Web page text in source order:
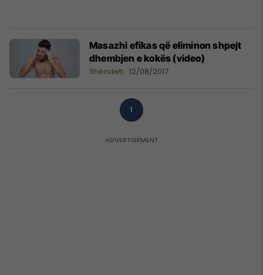
Masazhi efikas që eliminon shpejt
dhembjen e kokës (video)
Shëndeti 12/08/2017
1